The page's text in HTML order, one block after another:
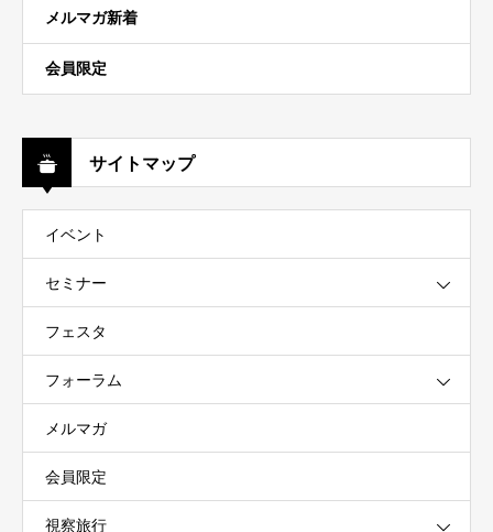
メルマガ新着
会員限定
サイトマップ
イベント
セミナー
フェスタ
フォーラム
メルマガ
会員限定
視察旅行